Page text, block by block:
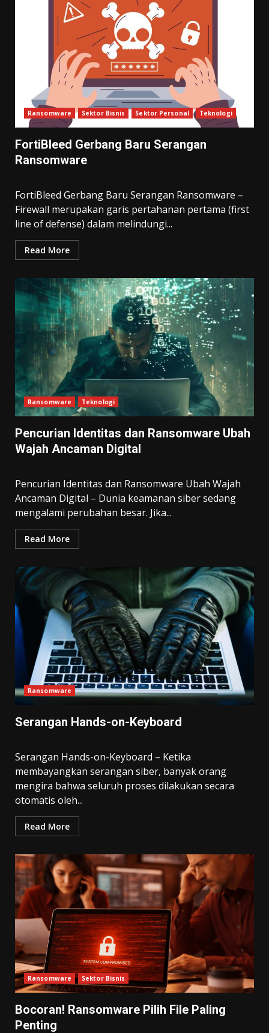
Ransomware Sektor Bisnis Sektor Personal Teknologi
FortiBleed Gerbang Baru Serangan
Ransomware
FortiBleed Gerbang Baru Serangan Ransomware –
Firewall merupakan garis pertahanan pertama (first
line of defense) dalam melindungi...
Read More
Ransomware Teknologi
Pencurian Identitas dan Ransomware Ubah
Wajah Ancaman Digital
Pencurian Identitas dan Ransomware Ubah Wajah
Ancaman Digital – Dunia keamanan siber sedang
mengalami perubahan besar. Jika...
Read More
Ransomware
Serangan Hands-on-Keyboard
Serangan Hands-on-Keyboard – Ketika
membayangkan serangan siber, banyak orang
mengira bahwa seluruh proses dilakukan secara
otomatis oleh...
Read More
Ransomware Sektor Bisnis
Bocoran! Ransomware Pilih File Paling
Penting